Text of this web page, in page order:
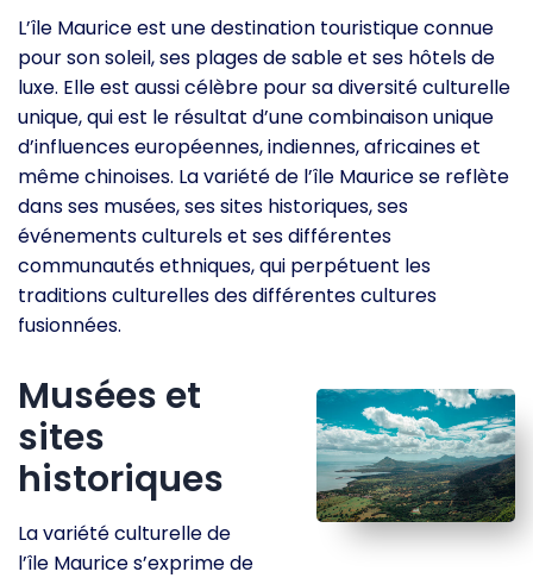
L’île Maurice est une destination touristique connue
pour son soleil, ses plages de sable et ses hôtels de
luxe. Elle est aussi célèbre pour sa diversité culturelle
unique, qui est le résultat d’une combinaison unique
d’influences européennes, indiennes, africaines et
même chinoises. La variété de l’île Maurice se reflète
dans ses musées, ses sites historiques, ses
événements culturels et ses différentes
communautés ethniques, qui perpétuent les
traditions culturelles des différentes cultures
fusionnées.
Musées et
sites
historiques
La variété culturelle de
l’île Maurice s’exprime de